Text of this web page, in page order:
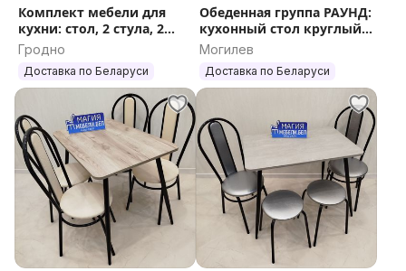
Комплект мебели для
кухни: стол, 2 стула, 2
табурета Доставка по РБ
Гродно
Доставка по Беларуси
Обеденная группа РАУНД:
кухонный стол круглый
и 3 стула. Бесплатная
Могилев
Доставка по Беларуси